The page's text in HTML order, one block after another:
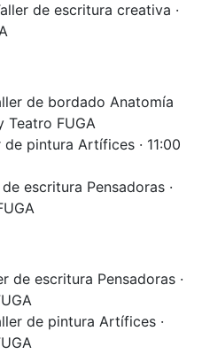
de escritura creativa ·
de bordado Anatomía
Teatro FUGA
de pintura Artífices · 11:00
escritura Pensadoras ·
de escritura Pensadoras ·
de pintura Artífices ·